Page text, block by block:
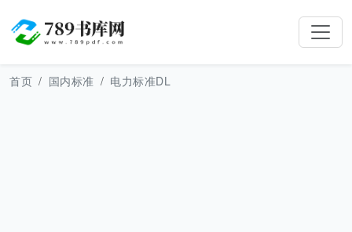
首页 国内标准 电力标准DL